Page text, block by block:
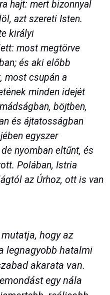
hajt: mert bizonnyal
azt szereti Isten.
királyi
most megtörve
és aki előbb
most csupán a
minden idejét
böjtben,
és ájtatosságban
egyszer
nyomban eltűnt, és
Polában, Istria
az Úrhoz, ott is van
hogy az
legnagyobb hatalmi
akarata van.
egy nála